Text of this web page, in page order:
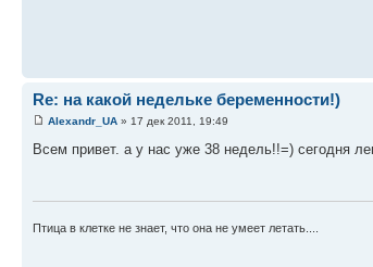
Re: на какой недельке беременности!)
Alexandr_UA » 17 дек 2011, 19:49
Всем привет. а у нас уже 38 недель!!=) сегодня
Птица в клетке не знает, что она не умеет летать....